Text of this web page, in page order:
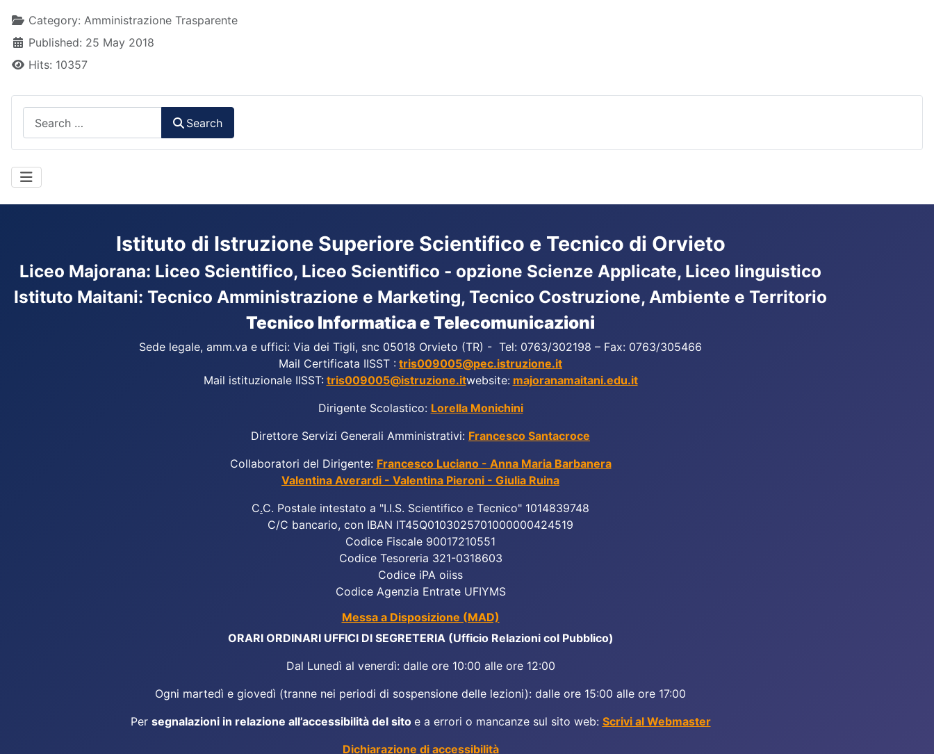
DetailsCategory: Amministrazione Trasparente
Published: 25 May 2018
Hits: 10357
Search
Istituto di Istruzione Superiore Scientifico e Tecnico di Orvieto
Liceo Majorana: Liceo Scientifico, Liceo Scientifico - opzione Scienze Applicate, Liceo linguistico
Istituto Maitani: Tecnico Amministrazione e Marketing, Tecnico Costruzione, Ambiente e Territorio
Tecnico Informatica e Telecomunicazioni
Sede legale, amm.va e uffici: Via dei Tigli, snc 05018 Orvieto (TR) - Tel: 0763/302198 – Fax: 0763/305466
Mail Certificata IISST : tris009005@pec.istruzione.it
Mail istituzionale IISST: tris009005@istruzione.itwebsite: majoranamaitani.edu.it
Dirigente Scolastico: Lorella Monichini
Direttore Servizi Generali Amministrativi: Francesco Santacroce
Collaboratori del Dirigente: Francesco Luciano - Anna Maria Barbanera
Valentina Averardi - Valentina Pieroni - Giulia Ruina
C.C. Postale intestato a "I.I.S. Scientifico e Tecnico" 1014839748
C/C bancario, con IBAN IT45Q0103025701000000424519
Codice Fiscale 90017210551
Codice Tesoreria 321-0318603
Codice iPA oiiss
Codice Agenzia Entrate UFIYMS
Messa a Disposizione (MAD)
ORARI ORDINARI UFFICI DI SEGRETERIA (Ufficio Relazioni col Pubblico)
Dal Lunedì al venerdì: dalle ore 10:00 alle ore 12:00
Ogni martedì e giovedì (tranne nei periodi di sospensione delle lezioni): dalle ore 15:00 alle ore 17:00
Per segnalazioni in relazione all’accessibilità del sito e a errori o mancanze sul sito web: Scrivi al Webmaster
Dichiarazione di accessibilità